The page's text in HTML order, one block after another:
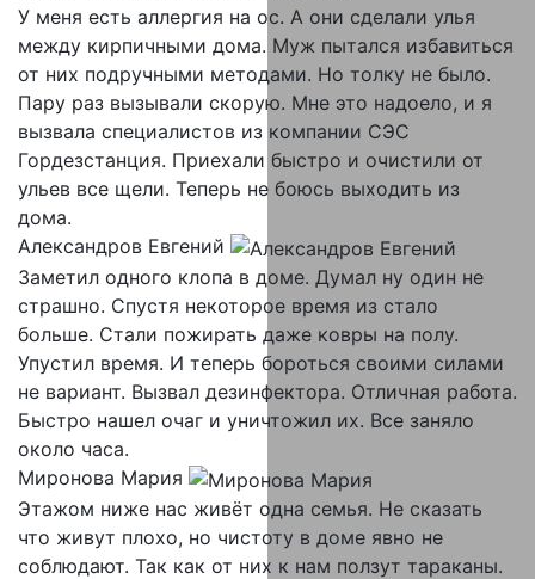
У меня есть аллергия на ос. А они сделали улья
между кирпичными дома. Муж пытался избавиться
от них подручными методами. Но толку не было.
Пару раз вызывали скорую. Мне это надоело, и я
вызвала специалистов из компании СЭС
Гордезстанция. Приехали быстро и очистили от
ульев все щели. Теперь не боюсь выходить из
дома.
Александров Евгений
Заметил одного клопа в доме. Думал ну один не
страшно. Спустя некоторое время из стало
больше. Стали пожирать даже ковры на полу.
Упустил время. И теперь бороться своими силами
не вариант. Вызвал дезинфектора. Отличная работа.
Быстро нашел очаг и уничтожил их. Все заняло
около часа.
Миронова Мария
Этажом ниже нас живёт одна семья. Не сказать
что живут плохо, но чистоту в доме явно не
соблюдают. Так как от них к нам ползут тараканы.